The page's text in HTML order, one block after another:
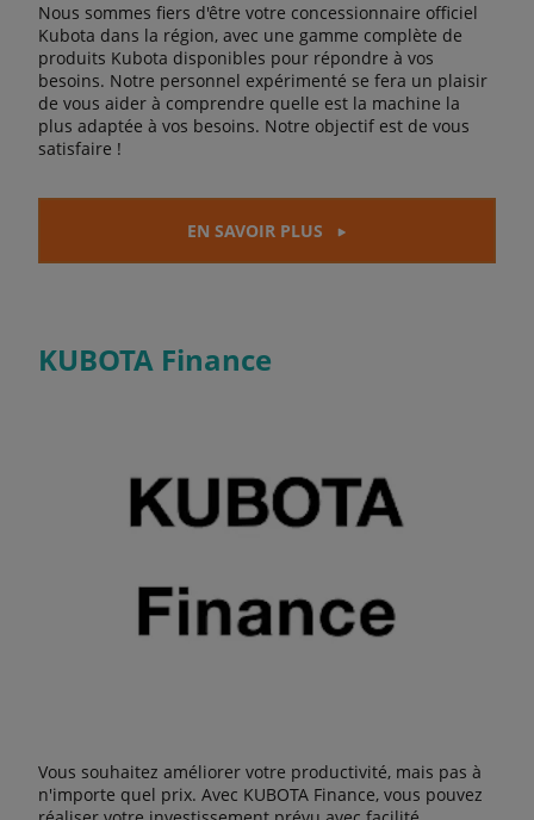
Nous sommes fiers d'être votre concessionnaire officiel
Kubota dans la région, avec une gamme complète de
produits Kubota disponibles pour répondre à vos
besoins. Notre personnel expérimenté se fera un plaisir
de vous aider à comprendre quelle est la machine la
plus adaptée à vos besoins. Notre objectif est de vous
satisfaire !
EN SAVOIR PLUS
KUBOTA Finance
Vous souhaitez améliorer votre productivité, mais pas à
n'importe quel prix. Avec KUBOTA Finance, vous pouvez